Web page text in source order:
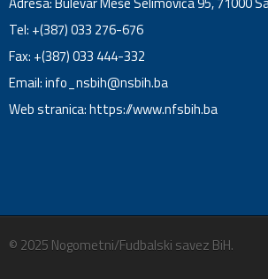
Tel: +(387) 033 276-676
Fax: +(387) 033 444-332
Email:info_nsbih@nsbih.ba
Web stranica: https://www.nfsbih.ba
© 2025 Nogometni/Fudbalski savez BiH.